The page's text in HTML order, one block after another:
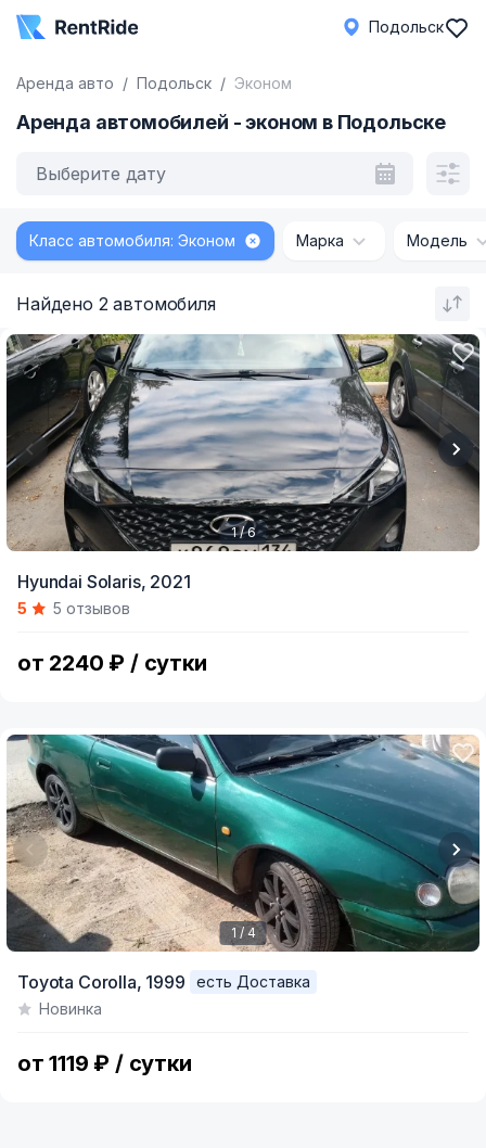
Подольск
Аренда авто Подольск Эконом
Аренда автомобилей - эконом в Подольске
Выберите дату
Класс автомобиля: Эконом Марка Модель
Найдено 2 автомобиля
of
1 / 6
Hyundai Solaris, 2021
5 5 отзывов
от 2240 ₽ / сутки
of
1 / 4
Toyota Corolla, 1999
есть Доставка
Новинка
от 1119 ₽ / сутки